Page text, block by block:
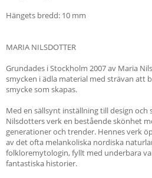
Hängets bredd: 10 mm
MARIA NILSDOTTER
Grundades i Stockholm 2007 av Maria
smycken i ädla material med strävan att
smycke som skapas.
Med en sällsynt inställning till design
Nilsdotters verk en bestående skönhet
generationer och trender. Hennes verk
av det ofta melankoliska nordiska
folkloremytologin, fyllt med underbara
fantastiska historier.